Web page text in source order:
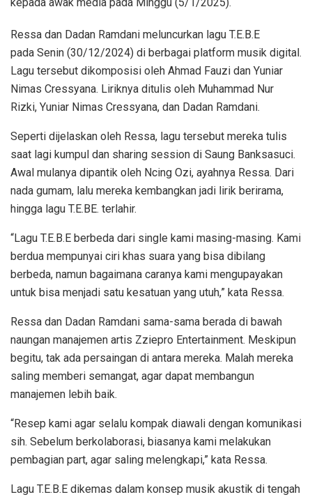
Ressa dan Dadan Ramdani meluncurkan lagu T.E.B.E
pada Senin (30/12/2024) di berbagai platform musik digital.
Lagu tersebut dikomposisi oleh Ahmad Fauzi dan Yuniar
Nimas Cressyana. Liriknya ditulis oleh Muhammad Nur
Rizki, Yuniar Nimas Cressyana, dan Dadan Ramdani.
Seperti dijelaskan oleh Ressa, lagu tersebut mereka tulis
saat lagi kumpul dan sharing session di Saung Banksasuci.
Awal mulanya dipantik oleh Ncing Ozi, ayahnya Ressa. Dari
nada gumam, lalu mereka kembangkan jadi lirik berirama,
hingga lagu T.E.BE. terlahir.
“Lagu T.E.B.E berbeda dari single kami masing-masing. Kami
berdua mempunyai ciri khas suara yang bisa dibilang
berbeda, namun bagaimana caranya kami mengupayakan
untuk bisa menjadi satu kesatuan yang utuh,” kata Ressa.
Ressa dan Dadan Ramdani sama-sama berada di bawah
naungan manajemen artis Zziepro Entertainment. Meskipun
begitu, tak ada persaingan di antara mereka. Malah mereka
saling memberi semangat, agar dapat membangun
manajemen lebih baik.
“Resep kami agar selalu kompak diawali dengan komunikasi
sih. Sebelum berkolaborasi, biasanya kami melakukan
pembagian part, agar saling melengkapi,” kata Ressa.
Lagu T.E.B.E dikemas dalam konsep musik akustik di tengah